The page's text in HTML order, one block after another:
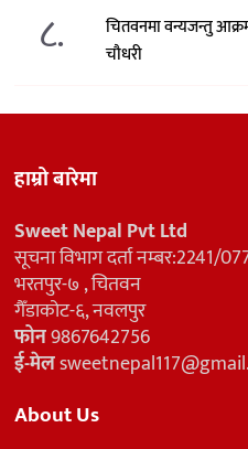
८.
चितवनमा वन्यजन्तु
चौधरी
हाम्रो बारेमा
Sweet Nepal Pvt Ltd
सूचना विभाग दर्ता नम्बर:2241/
भरतपुर-७ , चितवन
गैँडाकोट-६, नवलपुर
फोन9867642756
ई-मेल
About Us